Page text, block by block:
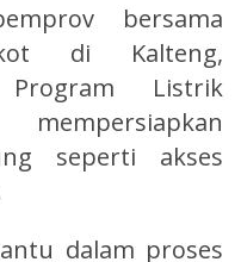
bersama
di Kalteng,
Listrik
seperti akses
dalam proses